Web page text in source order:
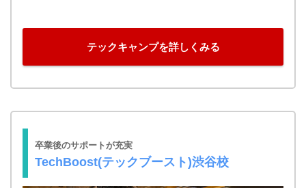
テックキャンプを詳しくみる
卒業後のサポートが充実
TechBoost(テックブースト)渋谷校